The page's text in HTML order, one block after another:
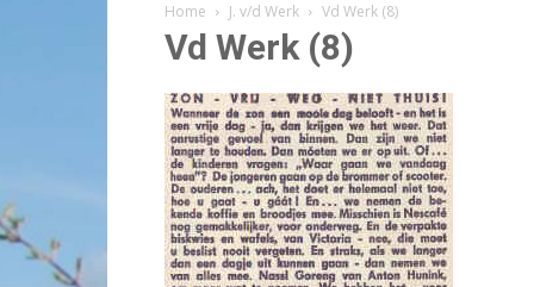
Home J. v/d Werk Vd Werk (8)
Vd Werk (8)